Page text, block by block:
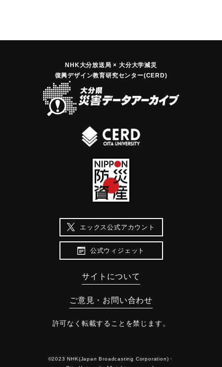
NHK大分放送局 × 大分大学減災
復興デザイン教育研究センター(CERD)
エックス公式アカウント
公式ウィジェット
サイトについて
ご意見・お問い合わせ
許可なく転載することを禁じます。
©2023 NHK(Japan Broadcasting Corporation)・